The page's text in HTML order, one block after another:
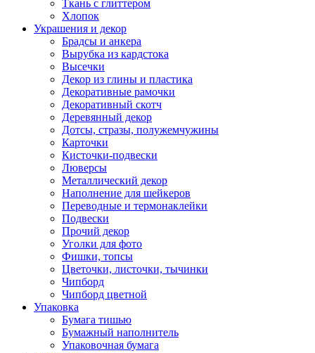
Ткань с глиттером
Хлопок
Украшения и декор
Брадсы и анкера
Вырубка из кардстока
Высечки
Декор из глины и пластика
Декоративные рамочки
Декоративный скотч
Деревянный декор
Дотсы, стразы, полужемчужины
Карточки
Кисточки-подвески
Люверсы
Металлический декор
Наполнение для шейкеров
Переводные и термонаклейки
Подвески
Прочий декор
Уголки для фото
Фишки, топсы
Цветочки, листочки, тычинки
Чипборд
Чипборд цветной
Упаковка
Бумага тишью
Бумажный наполнитель
Упаковочная бумага